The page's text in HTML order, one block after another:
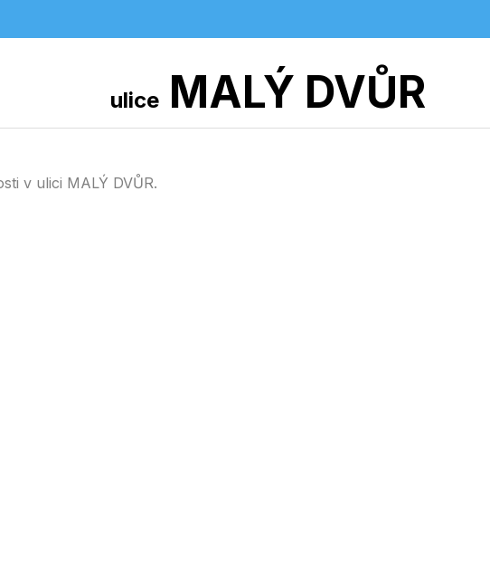
uliceMALÝ DVŮR
v ulici MALÝ DVŮR.